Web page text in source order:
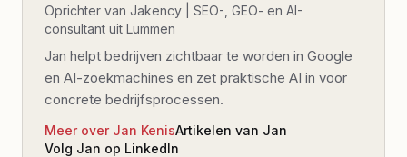
Oprichter van Jakency | SEO-, GEO- en AI-
consultant uit Lummen
Jan helpt bedrijven zichtbaar te worden in Google
en AI-zoekmachines en zet praktische AI in voor
concrete bedrijfsprocessen.
Meer over Jan KenisArtikelen van Jan
Volg Jan op LinkedIn